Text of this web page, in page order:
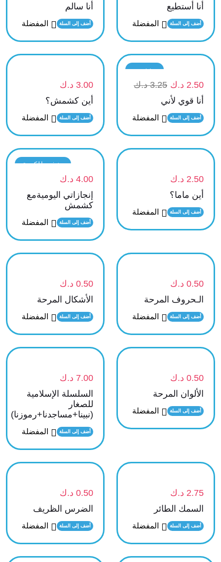
أنا أستطيع
أضف إلى السلة المفضلة
أنا سالم
أضف إلى السلة المفضلة
تخفيض
2.50 د.ك 3.25 د.ك
أنا قوي لأني
أضف إلى السلة المفضلة
3.00 د.ك
أين كشمش؟
أضف إلى السلة المفضلة
2.50 د.ك
أين ماما؟
أضف إلى السلة المفضلة
نفذت الكمية
4.00 د.ك
إنجازاتي اليوميةمع
كشمش
أضف إلى السلة المفضلة
0.50 د.ك
الـحروف المرحة
أضف إلى السلة المفضلة
0.50 د.ك
الأشكال المرحة
أضف إلى السلة المفضلة
0.50 د.ك
الألوان المرحة
أضف إلى السلة المفضلة
7.00 د.ك
السلسلة الإسلامية
للصغار
(نبينا+مساجدنا+رموزنا)
أضف إلى السلة المفضلة
2.75 د.ك
السمك الطائر
أضف إلى السلة المفضلة
0.50 د.ك
الضرس الظريف
أضف إلى السلة المفضلة